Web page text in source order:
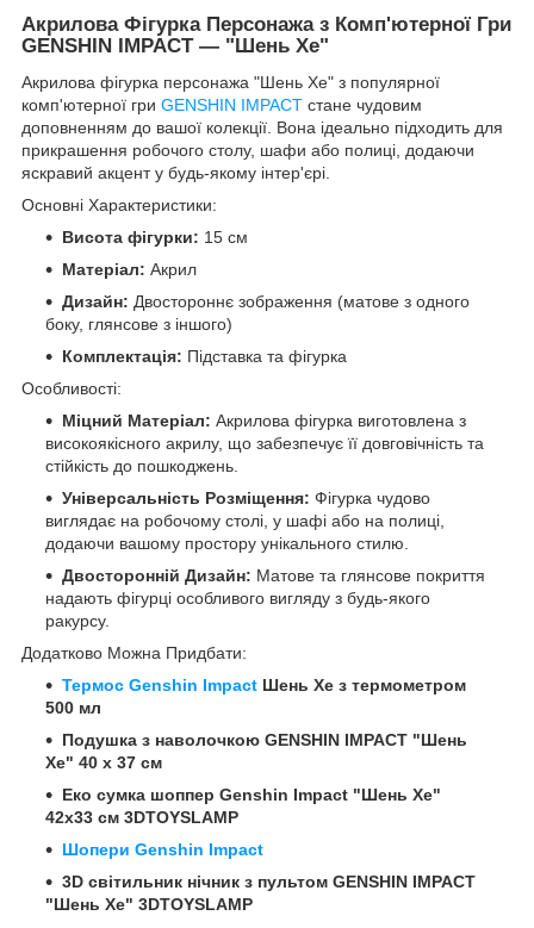
Акрилова Фігурка Персонажа з Комп'ютерної Гри
GENSHIN IMPACT — "Шень Хе"
Акрилова фігурка персонажа "Шень Хе" з популярної
комп'ютерної гри GENSHIN IMPACT стане чудовим
доповненням до вашої колекції. Вона ідеально підходить для
прикрашення робочого столу, шафи або полиці, додаючи
яскравий акцент у будь-якому інтер'єрі.
Основні Характеристики:
Висота фігурки: 15 см
Матеріал: Акрил
Дизайн: Двостороннє зображення (матове з одного
боку, глянсове з іншого)
Комплектація: Підставка та фігурка
Особливості:
Міцний Матеріал: Акрилова фігурка виготовлена з
високоякісного акрилу, що забезпечує її довговічність та
стійкість до пошкоджень.
Універсальність Розміщення: Фігурка чудово
виглядає на робочому столі, у шафі або на полиці,
додаючи вашому простору унікального стилю.
Двосторонній Дизайн: Матове та глянсове покриття
надають фігурці особливого вигляду з будь-якого
ракурсу.
Додатково Можна Придбати:
Термос Genshin Impact Шень Хе з термометром
500 мл
Подушка з наволочкою GENSHIN IMPACT "Шень
Хе" 40 x 37 см
Еко сумка шоппер Genshin Impact "Шень Хе"
42х33 см 3DTOYSLAMP
Шопери Genshin Impact
3D світильник нічник з пультом GENSHIN IMPACT
"Шень Хе" 3DTOYSLAMP